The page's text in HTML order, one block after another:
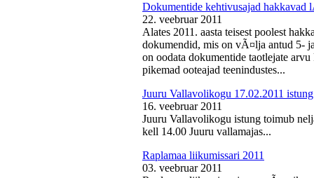
Dokumentide kehtivusajad hakkavad
22. veebruar 2011
Alates 2011. aasta teisest poolest
dokumendid, mis on vÃ¤lja antud 5-
on oodata dokumentide taotlejate
pikemad ooteajad teenindustes...
Juuru Vallavolikogu 17.02.2011 istung
16. veebruar 2011
Juuru Vallavolikogu istung toimub
kell 14.00 Juuru vallamajas...
Raplamaa liikumissari 2011
03. veebruar 2011